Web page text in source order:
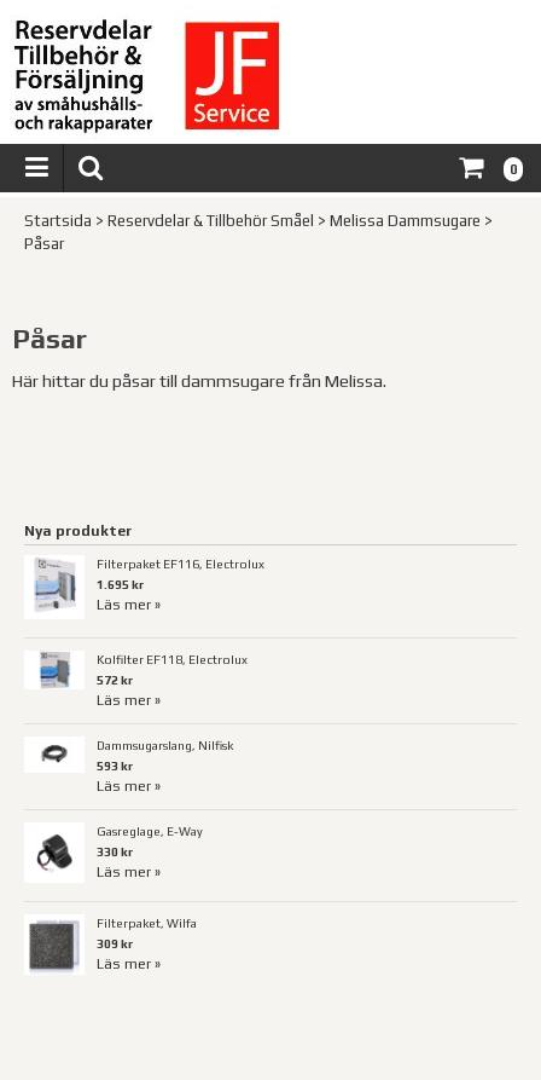
0
Startsida > Reservdelar & Tillbehör Småel > Melissa Dammsugare >
Påsar
Påsar
Här hittar du påsar till dammsugare från Melissa.
Nya produkter
Filterpaket EF116, Electrolux
1.695 kr
Läs mer »
Kolfilter EF118, Electrolux
572 kr
Läs mer »
Dammsugarslang, Nilfisk
593 kr
Läs mer »
Gasreglage, E-Way
330 kr
Läs mer »
Filterpaket, Wilfa
309 kr
Läs mer »